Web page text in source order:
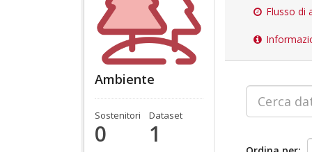
Ambiente
Sostenitori
0
Dataset
1
Flusso di